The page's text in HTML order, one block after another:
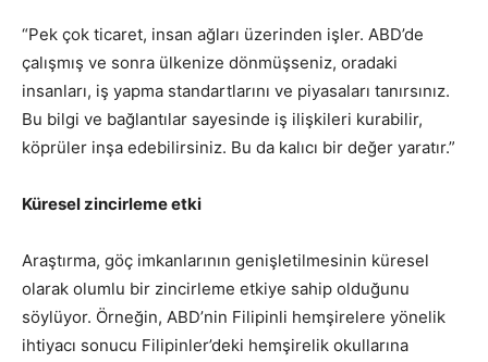
“Pek çok ticaret, insan ağları üzerinden işler. ABD’de
çalışmış ve sonra ülkenize dönmüşseniz, oradaki
insanları, iş yapma standartlarını ve piyasaları tanırsınız.
Bu bilgi ve bağlantılar sayesinde iş ilişkileri kurabilir,
köprüler inşa edebilirsiniz. Bu da kalıcı bir değer yaratır.”
Küresel zincirleme etki
Araştırma, göç imkanlarının genişletilmesinin küresel
olarak olumlu bir zincirleme etkiye sahip olduğunu
söylüyor. Örneğin, ABD’nin Filipinli hemşirelere yönelik
ihtiyacı sonucu Filipinler’deki hemşirelik okullarına